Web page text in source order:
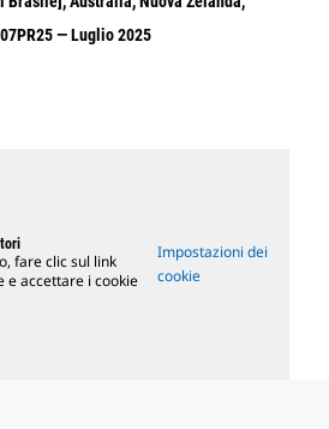
— Luglio 2025
fare clic sul link
e accettare i cookie
Impostazioni dei
cookie